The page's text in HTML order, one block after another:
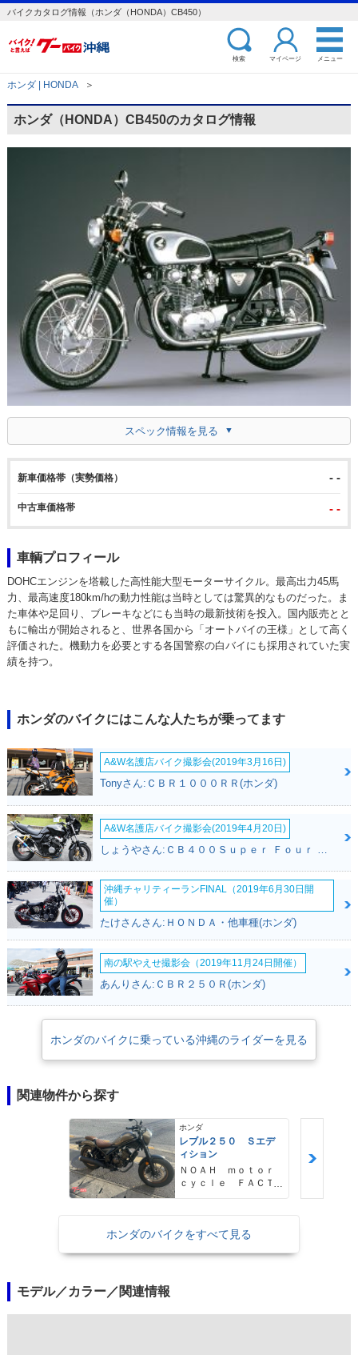
バイクカタログ情報（ホンダ（HONDA）CB450）
検索 マイページ メニュー
ホンダ | HONDA ＞
ホンダ（HONDA）CB450のカタログ情報
スペック情報を見る
新車価格帯（実勢価格） - -
中古車価格帯 - -
車輌プロフィール
DOHCエンジンを塔載した高性能大型モーターサイクル。最高出力45馬
力、最高速度180km/hの動力性能は当時としては驚異的なものだった。ま
た車体や足回り、ブレーキなどにも当時の最新技術を投入。国内販売とと
もに輸出が開始されると、世界各国から「オートバイの王様」として高く
評価された。機動力を必要とする各国警察の白バイにも採用されていた実
績を持つ。
ホンダのバイクにはこんな人たちが乗ってます
A&W名護店バイク撮影会(2019年3月16日)
Tonyさん:ＣＢＲ１０００ＲＲ(ホンダ)
A&W名護店バイク撮影会(2019年4月20日)
沖縄チャリティーランFINAL（2019年6月30日開
催）
たけさんさん:ＨＯＮＤＡ・他車種(ホンダ)
南の駅やえせ撮影会（2019年11月24日開催）
あんりさん:ＣＢＲ２５０Ｒ(ホンダ)
ホンダのバイクに乗っている沖縄のライダーを見る
関連物件から探す
ホンダ
レブル２５０ Ｓエデ
ィション
ＮＯＡＨ ｍｏｔｏｒ
ｃｙｃｌｅ ＦＡＣＴ
ホンダのバイクをすべて見る
モデル／カラー／関連情報